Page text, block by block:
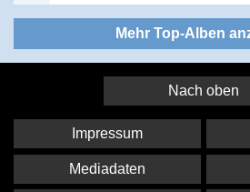
Mehr Top-Alben
Nach oben
Impressum
Mediadaten